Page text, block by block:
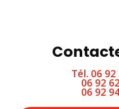
Tél. 06 92
06 92
06 92